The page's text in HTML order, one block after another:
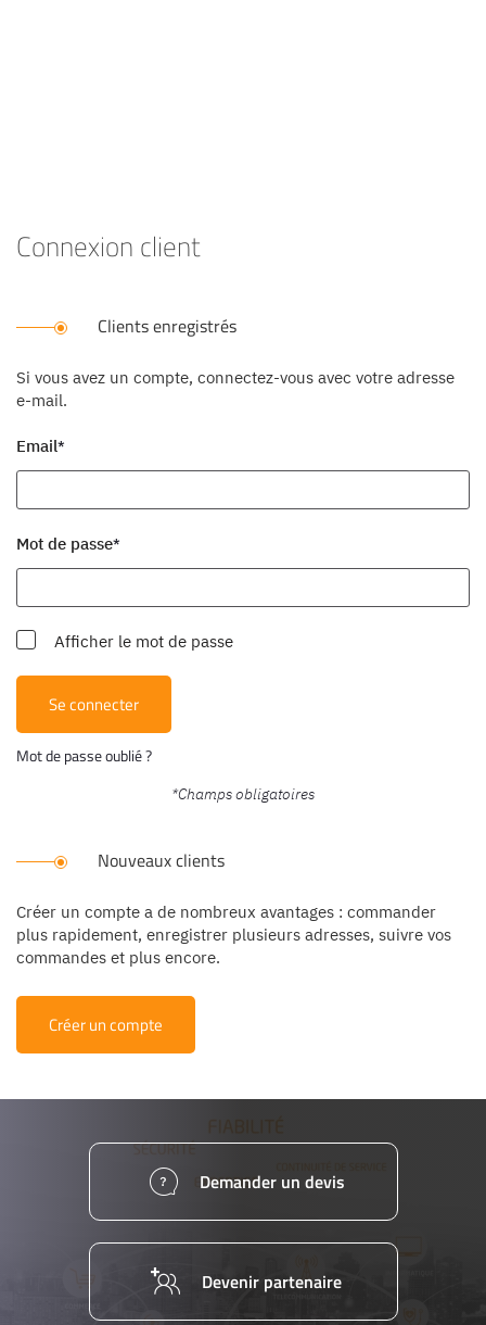
Connexion client
Clients enregistrés
Si vous avez un compte, connectez-vous avec votre adresse
e-mail.
Email
Mot de passe
Afficher le mot de passe
Se connecter
Mot de passe oublié ?
Nouveaux clients
Créer un compte a de nombreux avantages : commander
plus rapidement, enregistrer plusieurs adresses, suivre vos
commandes et plus encore.
Créer un compte
Demander un devis
Devenir partenaire